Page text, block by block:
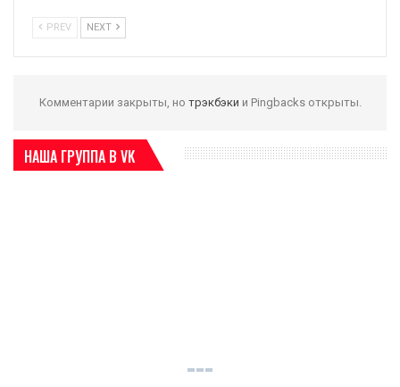
PREV NEXT
Комментарии закрыты, но трэкбэки и Pingbacks открыты.
НАША ГРУППА В VK